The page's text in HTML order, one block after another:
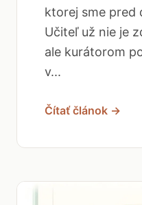
ktorej sme pred
Učiteľ už nie je
ale kurátorom
v...
Čítať článok →